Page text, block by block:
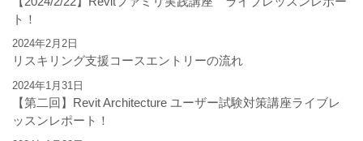
ト！
2024年2月2日
リスキリング支援コースエントリーの流れ
2024年1月31日
【第二回】Revit Architecture ユーザー試験対策講座ライブレ
ッスンレポート！